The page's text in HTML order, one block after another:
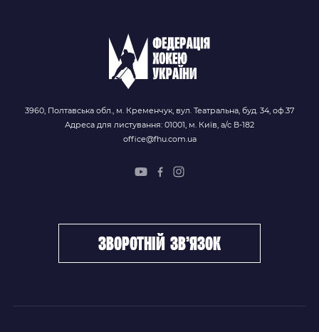
3960, Полтавська обл., м. Кременчук, вул. Театральна, буд. 34, оф.37
Адреса для листування: 01001, м. Київ, а/с В-182
office@fhu.com.ua
зворотній зв’язок